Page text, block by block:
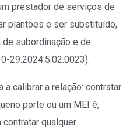
prestador de serviços de
plantões e ser substituído,
subordinação e de
29.2024.5.02.0023).
a calibrar a relação: contratar
porte ou um MEI é,
qualquer